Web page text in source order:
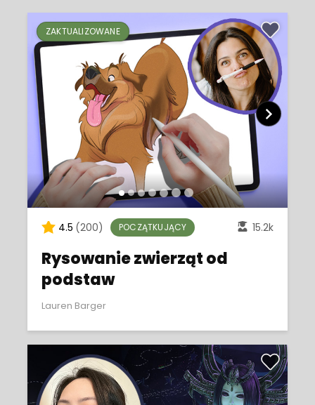
ZAKTUALIZOWANE
4.5 (200) POCZĄTKUJĄCY 15.2k
Rysowanie zwierząt od
podstaw
Lauren Barger